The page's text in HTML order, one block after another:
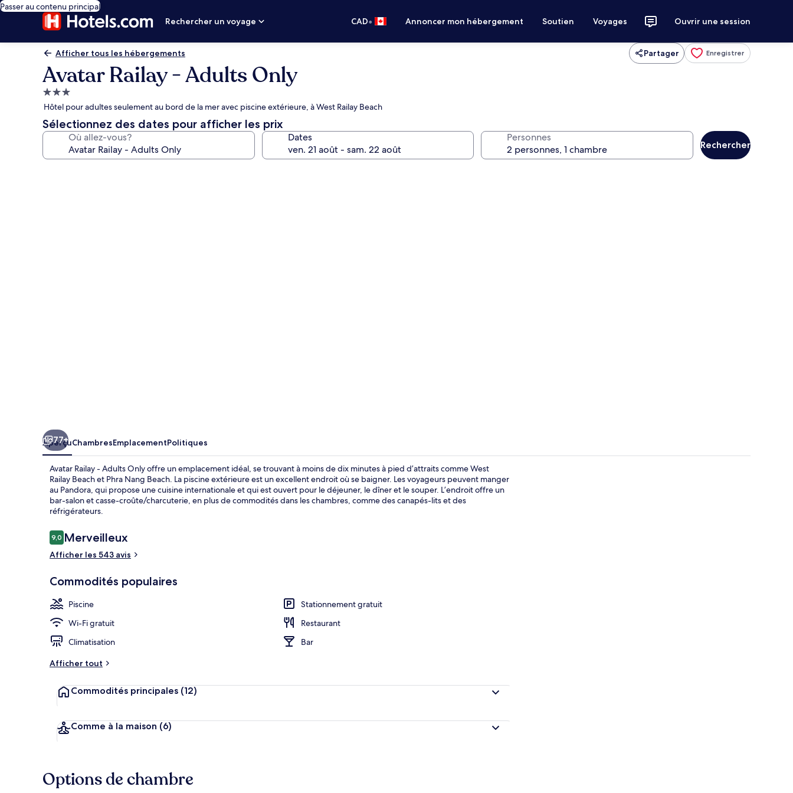
Passer au contenu principal
Rechercher un voyage
CAD• Annoncer mon hébergement Soutien Voyages Ouvrir une session
Afficher tous les hébergements Partager Enregistrer
Avatar Railay - Adults Only
Hébergement
3.0 étoiles
Hôtel pour adultes seulement au bord de la mer avec piscine extérieure, à West Railay Beach
Sélectionnez des dates pour afficher les prix
Où allez-vous? Dates Personnes
Rechercher
77+
AperçuChambresEmplacementPolitiques
Avatar Railay - Adults Only offre un emplacement idéal, se trouvant à moins de dix minutes à pied d’attraits comme West
Railay Beach et Phra Nang Beach. La piscine extérieure est un excellent endroit où se baigner. Les voyageurs peuvent manger
au Pandora, qui propose une cuisine internationale et qui est ouvert pour le déjeuner, le dîner et le souper. L’endroit offre un
bar-salon et casse-croûte/charcuterie, en plus de commodités dans les chambres, comme des canapés-lits et des
réfrigérateurs.
Avis
9,09,0 sur 10 –
Merveilleux
Afficher les 543 avis
Commodités populaires
Piscine
Stationnement gratuit
Wi-Fi gratuit
Restaurant
Climatisation
Bar
Afficher tout
Commodités principales (12)
Comme à la maison (6)
Options de chambre